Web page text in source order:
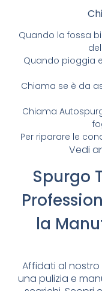
Quando la fossa
Quando pioggia
Chiama se è da
Chiama
Per riparare le
Vedi
Spurgo
la
Affidati al nostro
una pulizia e